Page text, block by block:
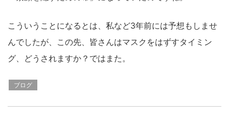
こういうことになるとは、私など3年前には予想もしませ
んでしたが、この先、皆さんはマスクをはずすタイミン
グ、どうされますか？ではまた。
ブログ